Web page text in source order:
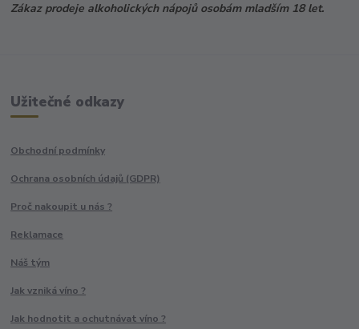
Zákaz prodeje alkoholických nápojů osobám mladším 18 let.
Užitečné odkazy
Obchodní podmínky
Ochrana osobních údajů (GDPR)
Proč nakoupit u nás ?
Reklamace
Náš tým
Jak vzniká víno ?
Jak hodnotit a ochutnávat víno ?